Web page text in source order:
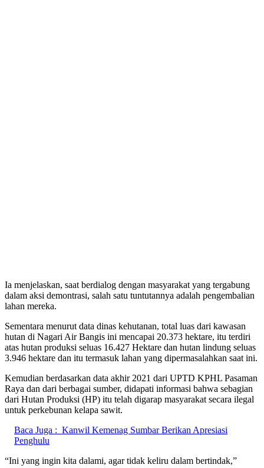
Ia menjelaskan, saat berdialog dengan masyarakat yang tergabung
dalam aksi demontrasi, salah satu tuntutannya adalah pengembalian
lahan mereka.
Sementara menurut data dinas kehutanan, total luas dari kawasan
hutan di Nagari Air Bangis ini mencapai 20.373 hektare, itu terdiri
atas hutan produksi seluas 16.427 Hektare dan hutan lindung seluas
3.946 hektare dan itu termasuk lahan yang dipermasalahkan saat ini.
Kemudian berdasarkan data akhir 2021 dari UPTD KPHL Pasaman
Raya dan dari berbagai sumber, didapati informasi bahwa sebagian
dari Hutan Produksi (HP) itu telah digarap masyarakat secara ilegal
untuk perkebunan kelapa sawit.
Baca Juga : Kanwil Kemenag Sumbar Berikan Apresiasi
Penghulu
“Ini yang ingin kita dalami, agar tidak keliru dalam bertindak,”